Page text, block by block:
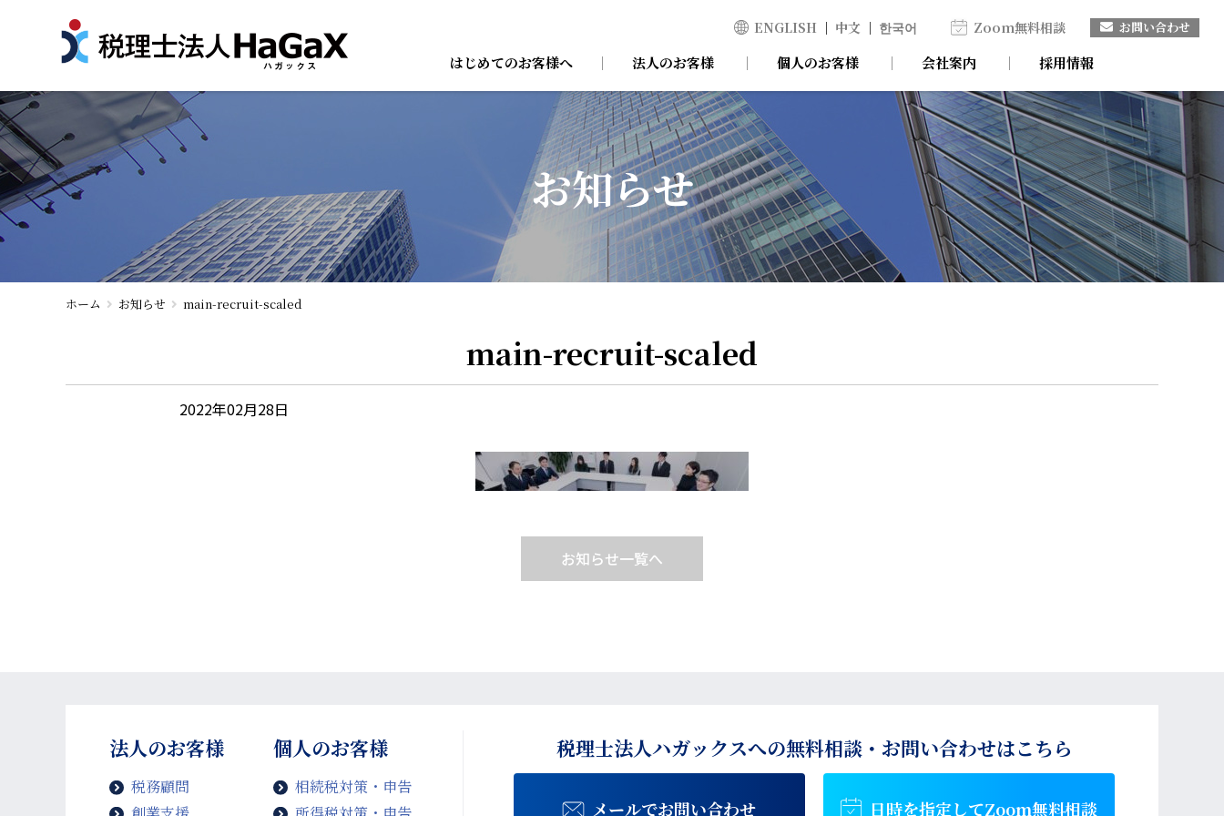
ENGLISH 中文 한국어 Zoom無料相談 お問い合わせ
はじめてのお客様へ 法人のお客様 個人のお客様 会社案内 採用情報
お知らせ
ホーム お知らせ main-recruit-scaled
main-recruit-scaled
2022年02月28日
お知らせ一覧へ
法人のお客様
税務顧問
個人のお客様
相続税対策・申告
税理士法人ハガックスへの無料相談・お問い合わせはこちら
メールでお問い合わせ 日時を指定してZoom無料相談